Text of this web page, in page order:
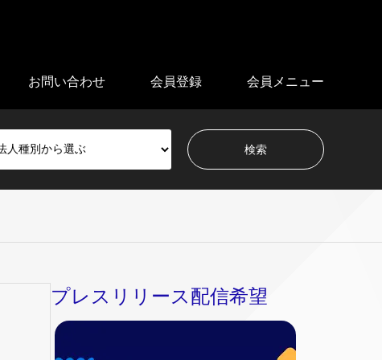
お問い合わせ 会員登録 会員メニュー
プレスリリース配信希望